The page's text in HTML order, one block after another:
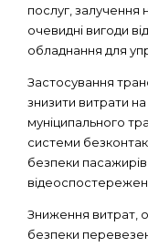
послуг, залучення
очевидні вигоди
обладнання для
Застосування
знизити витрати
муніципального
системи
безпеки
Зниження витрат,
безпеки